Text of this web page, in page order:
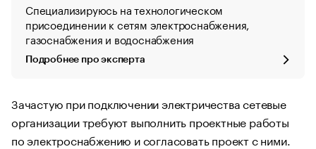
Специализируюсь на технологическом
присоединении к сетям электроснабжения,
газоснабжения и водоснабжения
Подробнее про эксперта
Зачастую при подключении электричества сетевые
организации требуют выполнить проектные работы
по электроснабжению и согласовать проект с ними.